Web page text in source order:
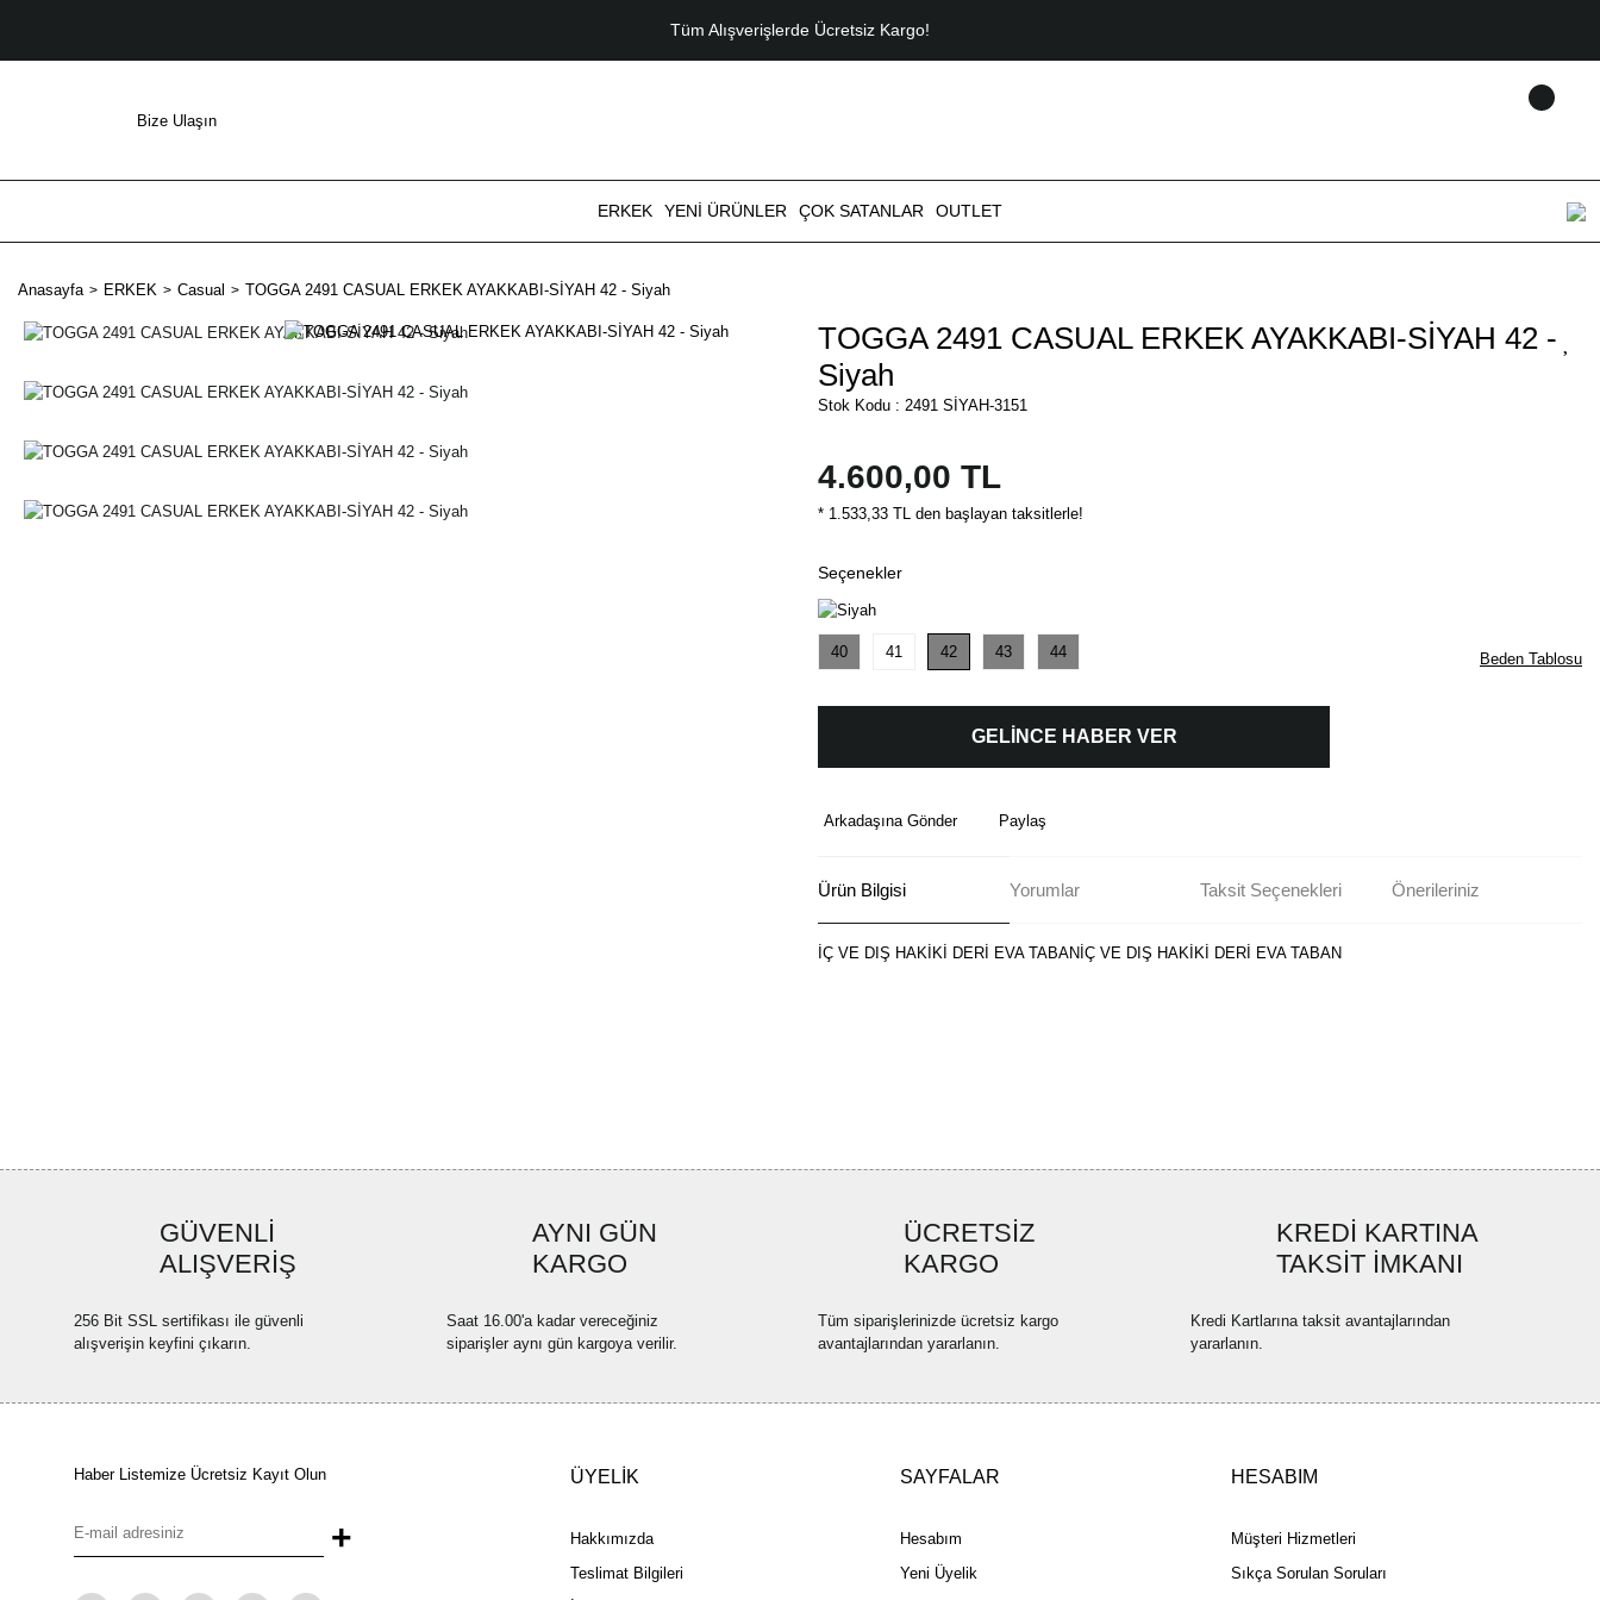
Tüm Alışverişlerde Ücretsiz Kargo!
Bize Ulaşın
ERKEK YENİ ÜRÜNLER ÇOK SATANLAR OUTLET
Anasayfa ERKEK Casual TOGGA 2491 CASUAL ERKEK AYAKKABI-SİYAH 42 - Siyah
TOGGA 2491 CASUAL ERKEK AYAKKABI-SİYAH 42 -
Siyah
Stok Kodu : 2491 SİYAH-3151
4.600,00 TL
* 1.533,33 TL den başlayan taksitlerle!
Seçenekler
40 41 42 43 44 Beden Tablosu
GELİNCE HABER VER
Arkadaşına Gönder Paylaş
Ürün Bilgisi Yorumlar Taksit Seçenekleri Önerileriniz
İÇ VE DIŞ HAKİKİ DERİ EVA TABANİÇ VE DIŞ HAKİKİ DERİ EVA TABAN
Ürün fiyatı diğer sitelerden daha pahalı.
Bu ürüne benzer farklı alternatifler olmalı.
GÜVENLİ
ALIŞVERİŞ
256 Bit SSL sertifikası ile güvenli
alışverişin keyfini çıkarın.
AYNI GÜN
KARGO
Saat 16.00'a kadar vereceğiniz
siparişler aynı gün kargoya verilir.
ÜCRETSİZ
KARGO
Tüm siparişlerinizde ücretsiz kargo
avantajlarından yararlanın.
KREDİ KARTINA
TAKSİT İMKANI
Kredi Kartlarına taksit avantajlarından
yararlanın.
Haber Listemize Ücretsiz Kayıt Olun
+
ÜYELİK
Hakkımızda
Teslimat Bilgileri
SAYFALAR
Hesabım
Yeni Üyelik
HESABIM
Müşteri Hizmetleri
Sıkça Sorulan Soruları